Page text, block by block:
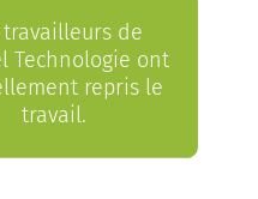
travailleurs de
Technologie ont
repris le
travail.